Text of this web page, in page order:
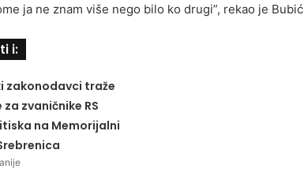
ja ne znam više nego bilo ko drugi”, rekao je
i:
zakonodavci traže
zvaničnike RS
na Memorijalni